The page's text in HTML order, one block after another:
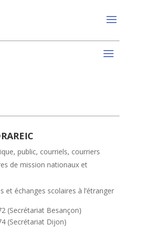
public, courriels, courriers
de mission nationaux et
et échanges scolaires à l’étranger
(Secrétariat Besançon)
(Secrétariat Dijon)